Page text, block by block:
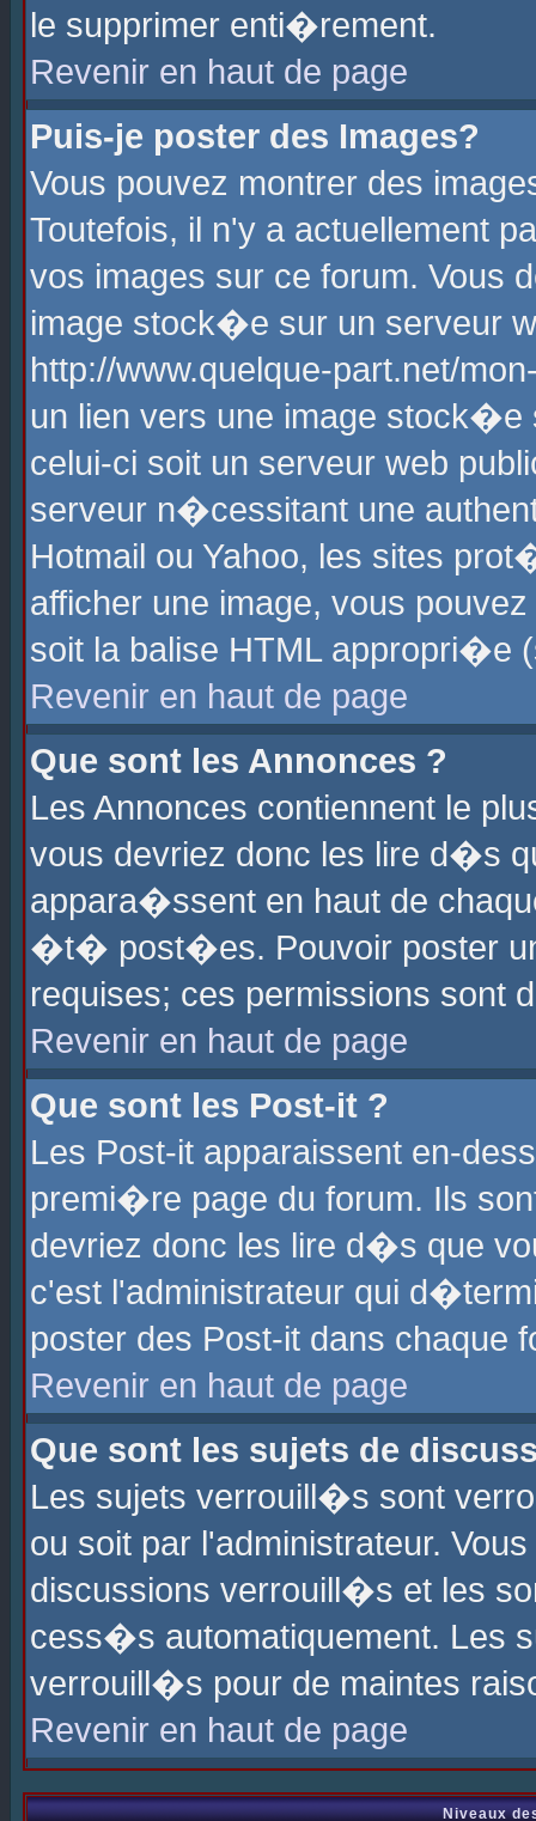
le supprimer enti�rement.
Revenir en haut de page
Puis-je poster des Images?
Vous pouvez montrer des
Toutefois, il n'y a actuellement
vos images sur ce forum. Vous
image stock�e sur un serveur
http://www.quelque-part.net/
un lien vers une image
celui-ci soit un serveur web
serveur n�cessitant une
Hotmail ou Yahoo, les sites
afficher une image, vous
soit la balise HTML
Revenir en haut de page
Que sont les Annonces ?
Les Annonces contiennent le
vous devriez donc les lire d�s
appara�ssent en haut de
�t� post�es. Pouvoir poster
requises; ces permissions sont
Revenir en haut de page
Que sont les Post-it ?
Les Post-it apparaissent en-
premi�re page du forum. Ils
devriez donc les lire d�s que
c'est l'administrateur qui
poster des Post-it dans chaque
Revenir en haut de page
Que sont les sujets de
Les sujets verrouill�s sont
ou soit par l'administrateur.
discussions verrouill�s et les
cess�s automatiquement. Les
verrouill�s pour de maintes
Revenir en haut de page
Niveaux